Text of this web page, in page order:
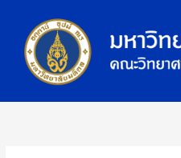
content